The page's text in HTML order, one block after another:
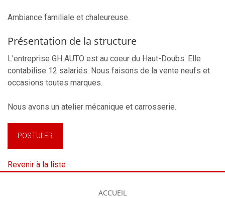
Ambiance familiale et chaleureuse.
Présentation de la structure
L'entreprise GH AUTO est au coeur du Haut-Doubs. Elle
contabilise 12 salariés. Nous faisons de la vente neufs et
occasions toutes marques.
Nous avons un atelier mécanique et carrosserie.
POSTULER
Revenir à la liste
ACCUEIL